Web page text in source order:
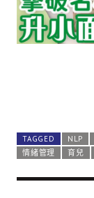
TAGGED NLP
情緒管理
育兒